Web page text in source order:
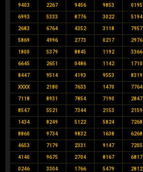
9403 2267 9456 9853 0195
6993 5333 8776 3022 5194
2683 6764 4352 3118 7957
5869 4996 2773 0217 2976
1800 5379 8845 1192 3366
6645 2651 0486 1142 1710
8447 9514 4193 9553 8319
XXXX 2180 7633 1470 7764
7118 8931 7854 7190 2847
8547 5521 7344 2153 2159
1434 8249 5122 5824 7268
8860 9734 9832 1638 6268
4653 7179 2331 9147 7205
4140 9675 2704 8167 6817
0246 3304 1766 5479 2812